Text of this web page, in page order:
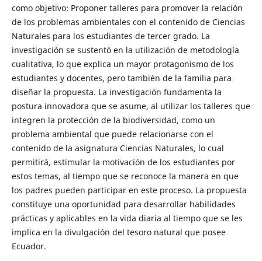
como objetivo: Proponer talleres para promover la relación
de los problemas ambientales con el contenido de Ciencias
Naturales para los estudiantes de tercer grado. La
investigación se sustentó en la utilización de metodología
cualitativa, lo que explica un mayor protagonismo de los
estudiantes y docentes, pero también de la familia para
diseñar la propuesta. La investigación fundamenta la
postura innovadora que se asume, al utilizar los talleres que
integren la protección de la biodiversidad, como un
problema ambiental que puede relacionarse con el
contenido de la asignatura Ciencias Naturales, lo cual
permitirá, estimular la motivación de los estudiantes por
estos temas, al tiempo que se reconoce la manera en que
los padres pueden participar en este proceso. La propuesta
constituye una oportunidad para desarrollar habilidades
prácticas y aplicables en la vida diaria al tiempo que se les
implica en la divulgación del tesoro natural que posee
Ecuador.